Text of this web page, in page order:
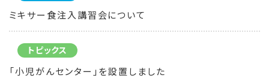
ミキサー食注入講習会について
トピックス
「小児がんセンター」を設置しました